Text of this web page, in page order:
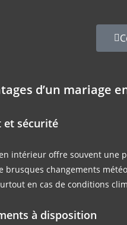
d’un mariage
et sécurité
intérieur offre souvent une
brusques changements
en cas de conditions
à disposition